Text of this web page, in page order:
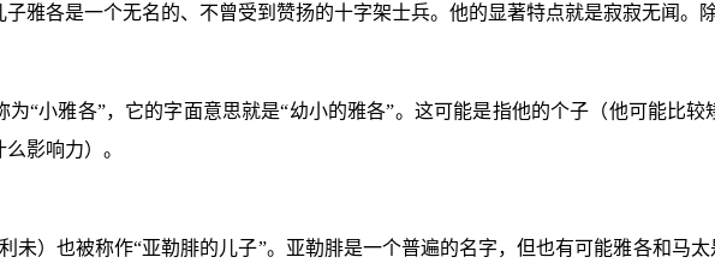
雅各是一个无名的、不曾受到赞扬的十字架士兵。他的显著特点就是寂寂无闻
为“小雅各”，它的字面意思就是“幼小的雅各”。这可能是指他的个子（他可能比
影响力）。
未）也被称作“亚勒腓的儿子”。亚勒腓是一个普遍的名字，但也有可能雅各和马